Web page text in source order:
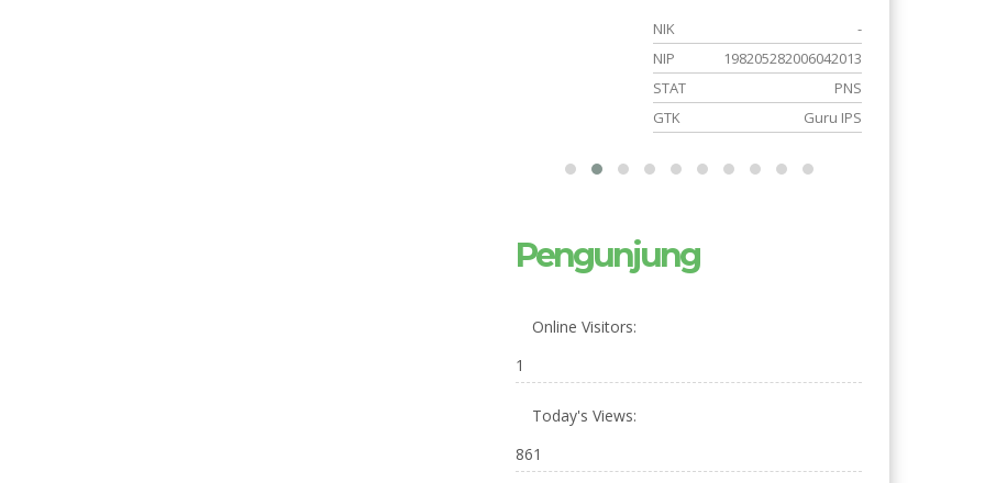
NIK
-
NIP
198205282006042013
STAT
PNS
GTK
Guru IPS
Pengunjung
Online Visitors:
1
Today's Views:
861